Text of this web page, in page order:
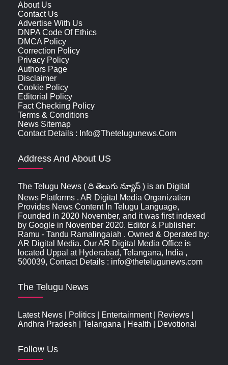
About Us
Contact Us
Advertise With Us
DNPA Code Of Ethics
DMCA Policy
Correction Policy
Privacy Policy
Authors Page
Disclaimer
Cookie Policy
Editorial Policy
Fact Checking Policy
Terms & Conditions
News Sitemap
Contact Details : Info@thetelugunews.com
Address And About US
The Telugu News ( ది తెలుగు న్యూస్‌ ) is an Digital
News Platforms . AR Digital Media Organization
Provides News Content In Telugu Language,
Founded in 2020 November, and it was first indexed
by Google in November 2020. Editor & Publisher:
Ramu - Tandu Ramalingaiah . Owned & Operated by:
AR Digital Media. Our AR Digital Media Office is
located Uppal at Hyderabad, Telangana, India ,
500039, Contact Details : info@thetelugunews.com
The Telugu News
Latest News Politics Entertainment| Reviews
Andhra Pradesh
Telangana Health Devotional
Follow Us